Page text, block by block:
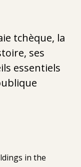
tchèque, la
ses
essentiels